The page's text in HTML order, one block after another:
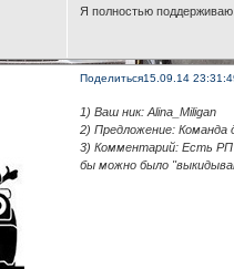
Я полностью
Поделиться15.09.14
1) Ваш ник: Alina_Miligan
2) Предложение: Команда
3) Комментарий: Есть РП
бы можно было